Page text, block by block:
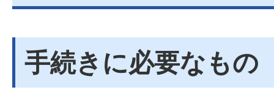
手続きに必要なもの